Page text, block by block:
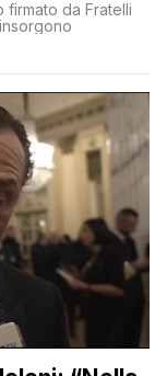
firmato da Fratelli